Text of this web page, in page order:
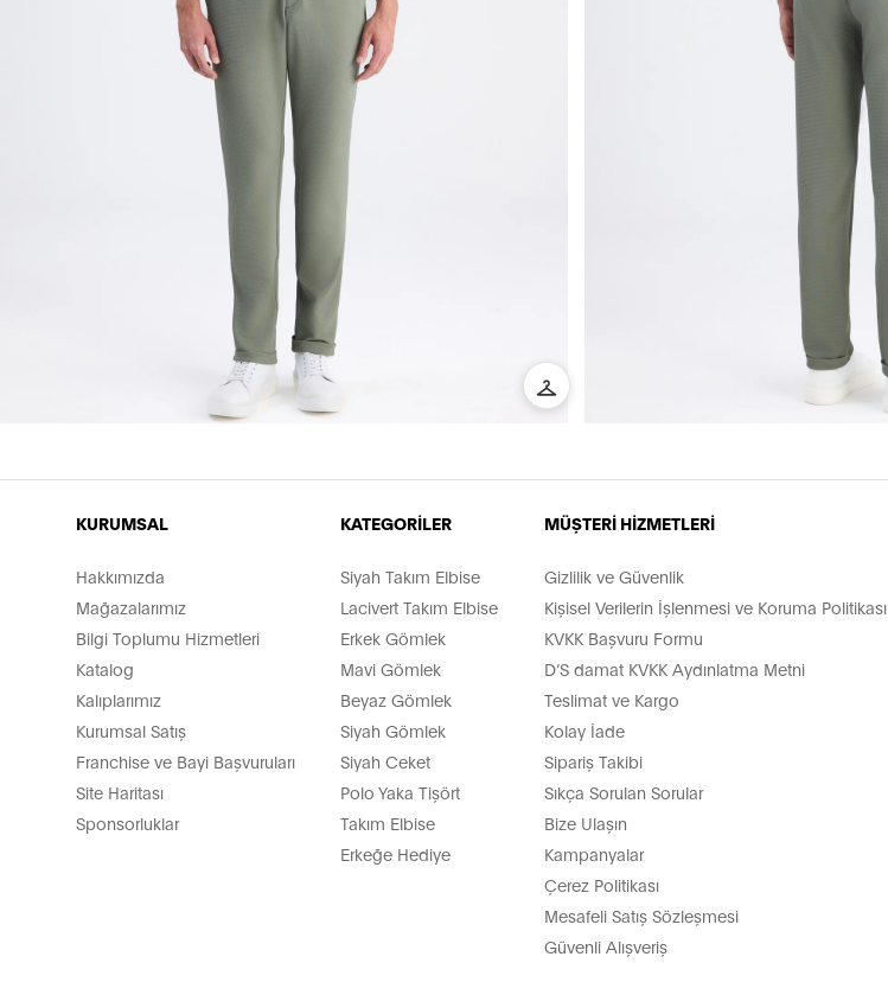
KURUMSAL
Hakkımızda
Mağazalarımız
Bilgi Toplumu Hizmetleri
Katalog
Kalıplarımız
Kurumsal Satış
Franchise ve Bayi Başvuruları
Site Haritası
Sponsorluklar
KATEGORİLER
Siyah Takım Elbise
Lacivert Takım Elbise
Erkek Gömlek
Mavi Gömlek
Beyaz Gömlek
Siyah Gömlek
Siyah Ceket
Polo Yaka Tişört
Takım Elbise
Erkeğe Hediye
MÜŞTERİ HİZMETLERİ
Gizlilik ve Güvenlik
Kişisel Verilerin İşlenmesi ve Koruma Politikası
KVKK Başvuru Formu
D’S damat KVKK Aydınlatma Metni
Teslimat ve Kargo
Kolay İade
Sipariş Takibi
Sıkça Sorulan Sorular
Bize Ulaşın
Kampanyalar
Çerez Politikası
Mesafeli Satış Sözleşmesi
Güvenli Alışveriş